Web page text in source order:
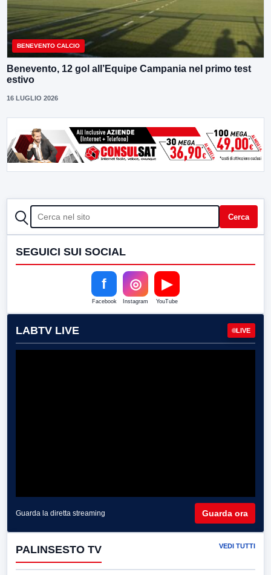
BENEVENTO CALCIO
Benevento, 12 gol all’Equipe Campania nel primo test
estivo
16 LUGLIO 2026
CERCA Cerca
SEGUICI SUI SOCIAL
f
Facebook
◎
Instagram
▶
YouTube
LABTV LIVE LIVE
Guarda la diretta streaming Guarda ora
PALINSESTO TV VEDI TUTTI